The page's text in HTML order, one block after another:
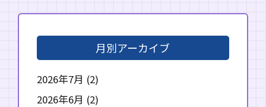
月別アーカイブ
2026年7月 (2)
2026年6月 (2)